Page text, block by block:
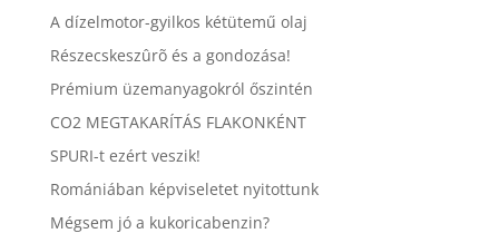
A dízelmotor-gyilkos kétütemű olaj
Részecskeszûrõ és a gondozása!
Prémium üzemanyagokról őszintén
CO2 MEGTAKARÍTÁS FLAKONKÉNT
SPURI-t ezért veszik!
Romániában képviseletet nyitottunk
Mégsem jó a kukoricabenzin?